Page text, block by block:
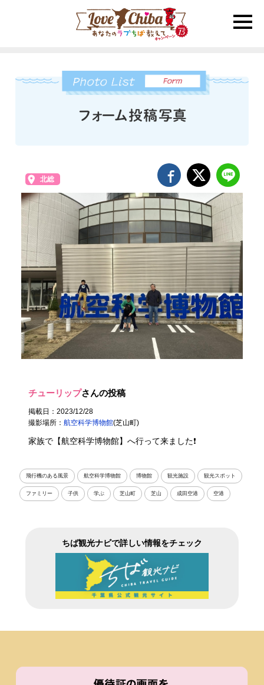
toggle
北総
チューリップさんの投稿
掲載日：2023/12/28
撮影場所：航空科学博物館(芝山町)
家族で【航空科学博物館】へ行って来ました❗️
飛行機のある風景 航空科学博物館 博物館 観光施設 観光スポット
ファミリー 子供 学ぶ 芝山町 芝山 成田空港 空港
ちば観光ナビで詳しい情報をチェック